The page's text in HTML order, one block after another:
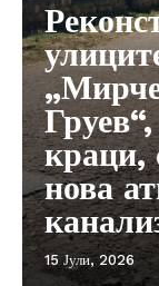
краци,
нова
15 Јули, 2026